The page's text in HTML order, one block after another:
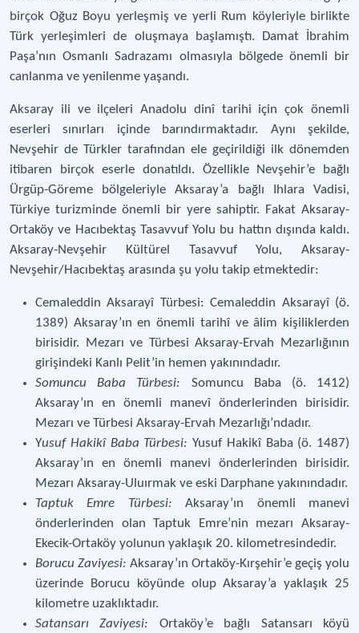
birçok Oğuz Boyu yerleşmiş ve yerli Rum köyleriyle birlikte
Türk yerleşimleri de oluşmaya başlamıştı. Damat İbrahim
Paşa’nın Osmanlı Sadrazamı olmasıyla bölgede önemli bir
canlanma ve yenilenme yaşandı.
Aksaray ili ve ilçeleri Anadolu dinî tarihi için çok önemli
eserleri sınırları içinde barındırmaktadır. Aynı şekilde,
Nevşehir de Türkler tarafından ele geçirildiği ilk dönemden
itibaren birçok eserle donatıldı. Özellikle Nevşehir’e bağlı
Ürgüp-Göreme bölgeleriyle Aksaray’a bağlı Ihlara Vadisi,
Türkiye turizminde önemli bir yere sahiptir. Fakat Aksaray-
Ortaköy ve Hacıbektaş Tasavvuf Yolu bu hattın dışında kaldı.
Aksaray-Nevşehir Kültürel Tasavvuf Yolu, Aksaray-
Nevşehir/Hacıbektaş arasında şu yolu takip etmektedir:
Cemaleddin Aksarayî Türbesi: Cemaleddin Aksarayî (ö.
1389) Aksaray’ın en önemli tarihî ve âlim kişiliklerden
birisidir. Mezarı ve Türbesi Aksaray-Ervah Mezarlığının
girişindeki Kanlı Pelit’in hemen yakınındadır.
Somuncu Baba Türbesi: Somuncu Baba (ö. 1412)
Aksaray’ın en önemli manevî önderlerinden birisidir.
Mezarı ve Türbesi Aksaray-Ervah Mezarlığı’ndadır.
Yusuf Hakikî Baba Türbesi: Yusuf Hakikî Baba (ö. 1487)
Aksaray’ın en önemli manevi önderlerinden birisidir.
Mezarı Aksaray-Uluırmak ve eski Darphane yakınındadır.
Taptuk Emre Türbesi: Aksaray’ın önemli manevi
önderlerinden olan Taptuk Emre’nin mezarı Aksaray-
Ekecik-Ortaköy yolunun yaklaşık 20. kilometresindedir.
Borucu Zaviyesi: Aksaray’ın Ortaköy-Kırşehir’e geçiş yolu
üzerinde Borucu köyünde olup Aksaray’a yaklaşık 25
kilometre uzaklıktadır.
Satansarı Zaviyesi: Ortaköy’e bağlı Satansarı köyü